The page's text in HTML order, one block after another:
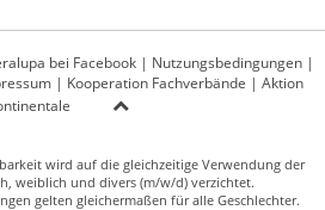
bei Facebook | Nutzungsbedingungen |
| Kooperation Fachverbände | Aktion
wird auf die gleichzeitige Verwendung der
weiblich und divers (m/w/d) verzichtet.
gelten gleichermaßen für alle Geschlechter.